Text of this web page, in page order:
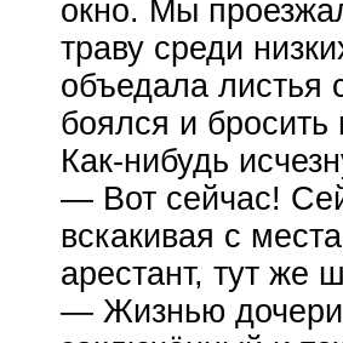
окно. Мы
траву среди
объедала листья
боялся и бросить
Как-нибудь
— Вот сейчас!
вскакивая с
арестант, тут же
— Жизнью дочери